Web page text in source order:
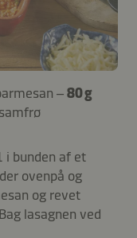
–80 g
i bunden af et
ovenpå og
og revet
lasagnen ved